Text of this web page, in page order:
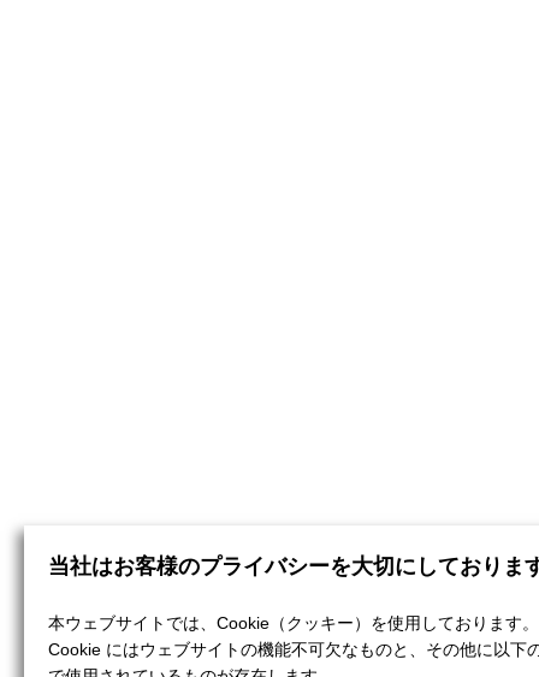
当社はお客様のプライバシーを大切にしておりま
本ウェブサイトでは、Cookie（クッキー）を使用しております。
Cookie にはウェブサイトの機能不可欠なものと、その他に以下